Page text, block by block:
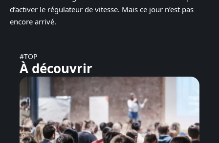
d’activer le régulateur de vitesse. Mais ce jour n’est pas
encore arrivé.
#TOP
À découvrir